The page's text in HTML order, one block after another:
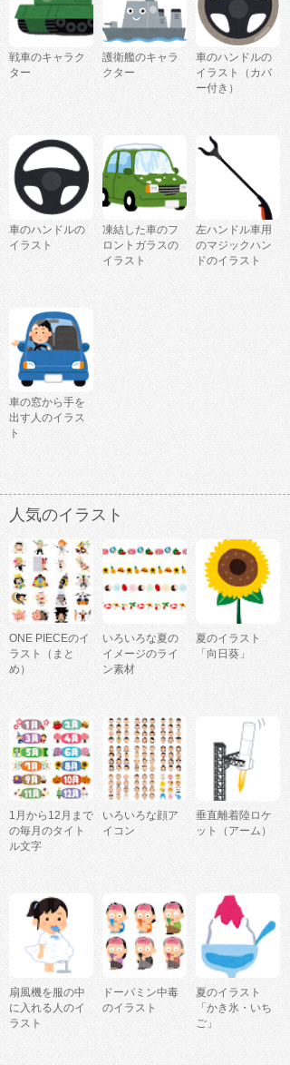
戦車のキャラク
ター
護衛艦のキャラ
クター
車のハンドルの
イラスト（カバ
ー付き）
車のハンドルの
イラスト
凍結した車のフ
ロントガラスの
イラスト
左ハンドル車用
のマジックハン
ドのイラスト
車の窓から手を
出す人のイラス
ト
人気のイラスト
ONE PIECEのイ
ラスト（まと
め）
いろいろな夏の
イメージのライ
ン素材
夏のイラスト
「向日葵」
1月から12月まで
の毎月のタイト
ル文字
いろいろな顔ア
イコン
垂直離着陸ロケ
ット（アーム）
扇風機を服の中
に入れる人のイ
ラスト
ドーパミン中毒
のイラスト
夏のイラスト
「かき氷・いち
ご」